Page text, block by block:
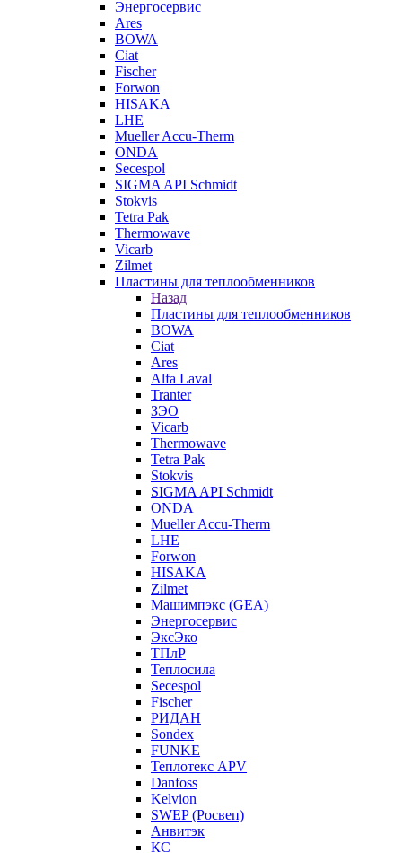
Энергосервис
Ares
BOWA
Ciat
Fischer
Forwon
HISAKA
LHE
Mueller Accu-Therm
ONDA
Secespol
SIGMA API Schmidt
Stokvis
Tetra Pak
Thermowave
Vicarb
Zilmet
Пластины для теплообменников
Назад
Пластины для теплообменников
BOWA
Ciat
Ares
Alfa Laval
Tranter
ЗЭО
Vicarb
Thermowave
Tetra Pak
Stokvis
SIGMA API Schmidt
ONDA
Mueller Accu-Therm
LHE
Forwon
HISAKA
Zilmet
Машимпэкс (GEA)
Энергосервис
ЭксЭко
ТПлР
Теплосила
Secespol
Fischer
РИДАН
Sondex
FUNKE
Теплотекс APV
Danfoss
Kelvion
SWEP (Росвеп)
Анвитэк
КС